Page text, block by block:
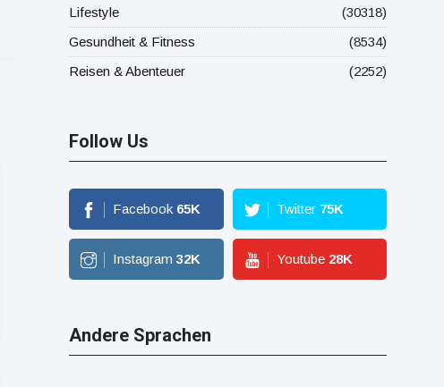
Lifestyle
(30318)
Gesundheit & Fitness
(8534)
Reisen & Abenteuer
(2252)
Follow Us
Facebook 65K Twitter 75K
Instagram 32K Youtube 28K
Andere Sprachen